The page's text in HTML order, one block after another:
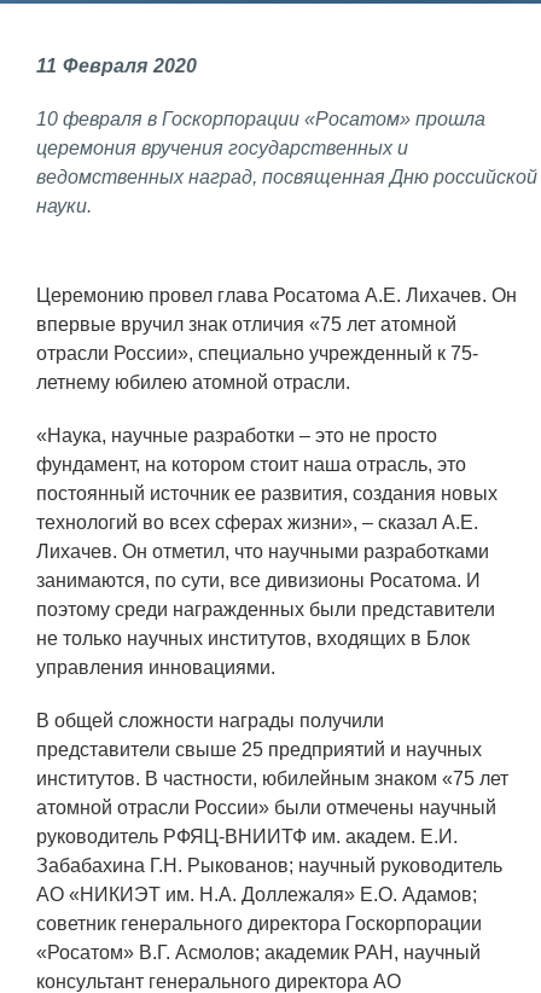
Фундаментальные и прикладные
исследования
Газодинамические исследования
Экспериментальная база
Космическая защита Земли
Семинар «Радиационная физика
металлов и сплавов»
Аспирантура
Премии молодым ученым
Интеллектуальная собственность
Семинар «Моделирование технологий
ЯТЦ»
Препринты
Зимняя школа по физике высоких
плотностей энергий
Молодежная научно-техническая
конференция «Исследования.
Технологии. Развитие»
ПРОДУКЦИЯ И УСЛУГИ
ДПО и ПО (Дополнительное
профессиональное образование и
профессиональное обучение)
11 Февраля 2020
10 февраля в Госкорпорации «Росатом» прошла
церемония вручения государственных и
ведомственных наград, посвященная Дню российской
науки.
Церемонию провел глава Росатома А.Е. Лихачев. Он
впервые вручил знак отличия «75 лет атомной
отрасли России», специально учрежденный к 75-
летнему юбилею атомной отрасли.
«Наука, научные разработки – это не просто
фундамент, на котором стоит наша отрасль, это
постоянный источник ее развития, создания новых
технологий во всех сферах жизни», – сказал А.Е.
Лихачев. Он отметил, что научными разработками
занимаются, по сути, все дивизионы Росатома. И
поэтому среди награжденных были представители
не только научных институтов, входящих в Блок
управления инновациями.
В общей сложности награды получили
представители свыше 25 предприятий и научных
институтов. В частности, юбилейным знаком «75 лет
атомной отрасли России» были отмечены научный
руководитель РФЯЦ-ВНИИТФ им. академ. Е.И.
Забабахина Г.Н. Рыкованов; научный руководитель
АО «НИКИЭТ им. Н.А. Доллежаля» Е.О. Адамов;
советник генерального директора Госкорпорации
«Росатом» В.Г. Асмолов; академик РАН, научный
консультант генерального директора АО